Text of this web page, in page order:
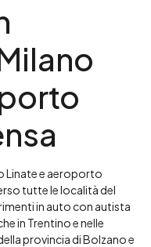
Linate e aeroporto
tutte le località del
in auto con autista
in Trentino e nelle
provincia di Bolzano e